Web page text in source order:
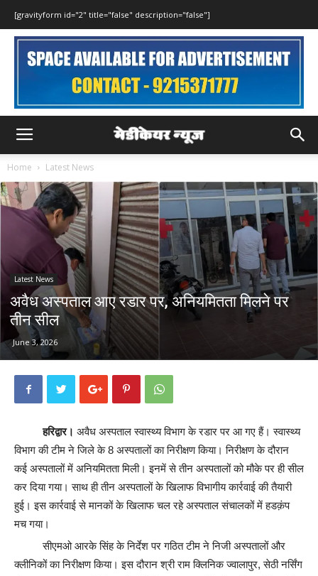
[gravityform id="2" title="false" description="false"]
Home Latest News
Latest News
अवैध अस्पताल आए रडार पर, अनियमितता मिलने पर
तीन सील
June 3, 2026
हरिद्वार। अवैध अस्पताल स्वास्थ्य विभाग के रडार पर आ गए हैं। स्वास्थ्य
विभाग की टीम ने जिले के 8 अस्पतालों का निरीक्षण किया। निरीक्षण के दौरान
कई अस्पतालों में अनियमितता मिली। इनमें से तीन अस्पतालों को मौके पर ही सील
कर दिया गया। साथ ही तीन अस्पतालों के खिलाफ विभागीय कार्रवाई की तैयारी
हुई। इस कार्रवाई से मानकों के खिलाफ चल रहे अस्पताल संचालकों में हडक़ंप
मच गया।
सीएमओ आरके सिंह के निर्देश पर गठित टीम ने निजी अस्पतालों और
क्लीनिकों का निरीक्षण किया। इस दौरान श्री राम क्लिनिक ज्वालापुर, सेठी नर्सिंग